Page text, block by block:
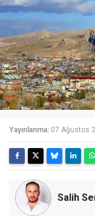
Yayınlanma: 07 Ağustos
Salih